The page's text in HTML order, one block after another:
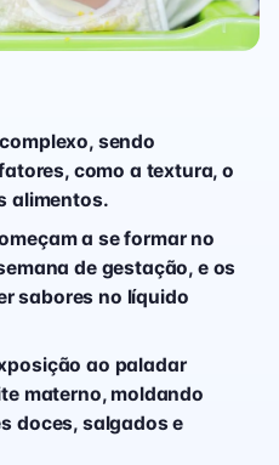
sendo
como a textura, o
alimentos.
a se formar no
de gestação, e os
sabores no líquido
ao paladar
materno, moldando
doces, salgados e